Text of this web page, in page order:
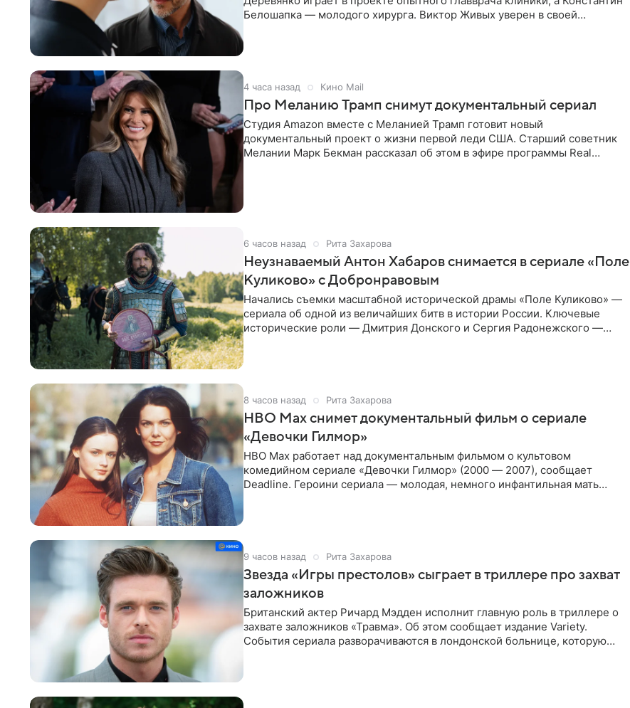
Белошапка — молодого хирурга. Виктор Живых уверен в своей
4 часа назад Кино Mail
Про Меланию Трамп снимут документальный сериал
Студия Amazon вместе с Меланией Трамп готовит новый
документальный проект о жизни первой леди США. Старший советник
Мелании Марк Бекман рассказал об этом в эфире программы Real
6 часов назад Рита Захарова
Неузнаваемый Антон Хабаров снимается в сериале «Поле
Куликово» с Добронравовым
Начались съемки масштабной исторической драмы «Поле Куликово» —
сериала об одной из величайших битв в истории России. Ключевые
исторические роли — Дмитрия Донского и Сергия Радонежского —
8 часов назад Рита Захарова
HBO Max снимет документальный фильм о сериале
«Девочки Гилмор»
HBO Max работает над документальным фильмом о культовом
комедийном сериале «Девочки Гилмор» (2000 — 2007), сообщает
Deadline. Героини сериала — молодая, немного инфантильная мать
9 часов назад Рита Захарова
Звезда «Игры престолов» сыграет в триллере про захват
заложников
Британский актер Ричард Мэдден исполнит главную роль в триллере о
захвате заложников «Травма». Об этом сообщает издание Variety.
События сериала разворачиваются в лондонской больнице, которую